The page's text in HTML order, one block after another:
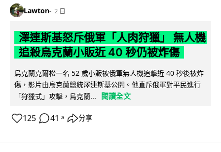
Lawton 2 日
澤連斯基怒斥俄軍「人肉狩獵」 無人機
追殺烏克蘭小販近 40 秒仍被炸傷
烏克蘭克爾松一名 52 歲小販被俄軍無人機追擊近 40 秒後被炸
傷，影片由烏克蘭總統澤連斯基公開。他直斥俄軍對平民進行
「狩獵式」攻擊，烏克蘭...
閱讀全文
125 41 ↗ 分享